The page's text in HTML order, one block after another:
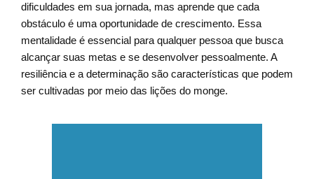
dificuldades em sua jornada, mas aprende que cada
obstáculo é uma oportunidade de crescimento. Essa
mentalidade é essencial para qualquer pessoa que busca
alcançar suas metas e se desenvolver pessoalmente. A
resiliência e a determinação são características que podem
ser cultivadas por meio das lições do monge.